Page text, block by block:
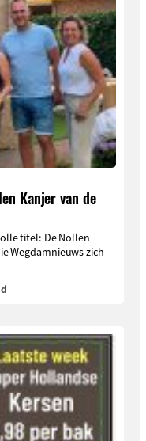
Kanjer van de
titel: De Nollen
Wegdamnieuws zich